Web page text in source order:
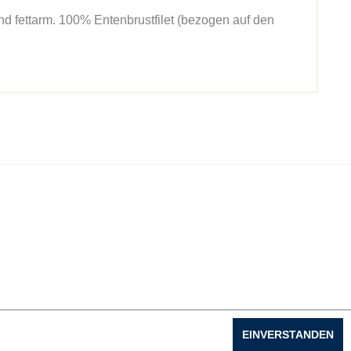
fettarm. 100% Entenbrustfilet (bezogen auf den
EINVERSTANDEN